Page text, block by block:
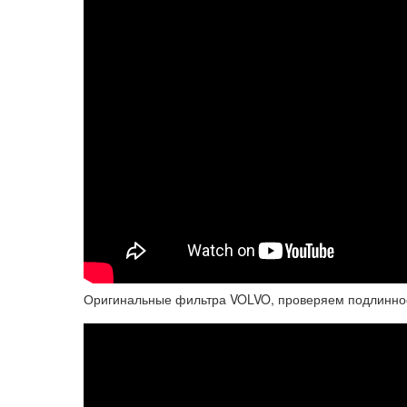
Оригинальные фильтра VOLVO, проверяем